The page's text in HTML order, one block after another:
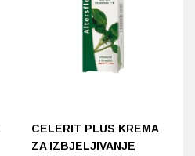
CELERIT PLUS KREMA
ZA IZBJELJIVANJE